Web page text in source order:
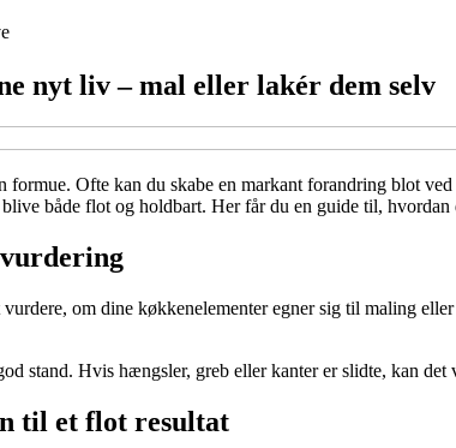
nyt liv – mal eller lakér dem selv
formue. Ofte kan du skabe en markant forandring blot
både flot og holdbart. Her får du en guide til,
om dine køkkenelementer egner sig til maling
stand. Hvis hængsler, greb eller kanter er slidte, kan
til et flot resultat